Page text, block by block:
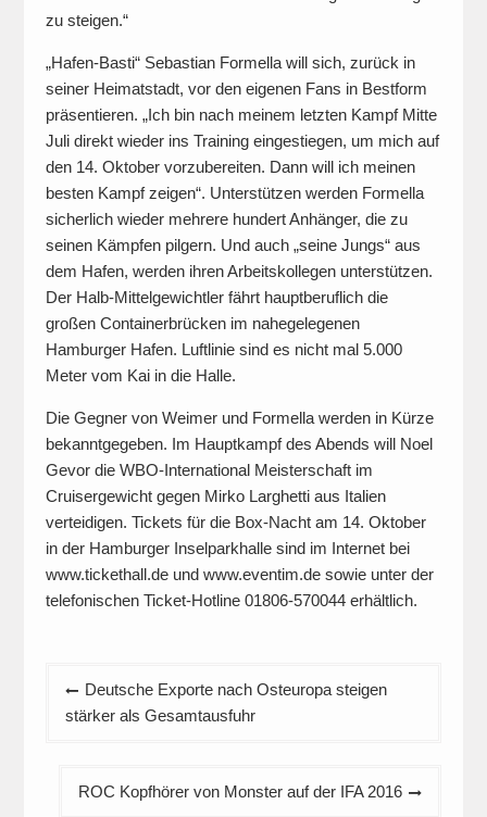
zu steigen.“
„Hafen-Basti“ Sebastian Formella will sich, zurück in
seiner Heimatstadt, vor den eigenen Fans in Bestform
präsentieren. „Ich bin nach meinem letzten Kampf Mitte
Juli direkt wieder ins Training eingestiegen, um mich auf
den 14. Oktober vorzubereiten. Dann will ich meinen
besten Kampf zeigen“. Unterstützen werden Formella
sicherlich wieder mehrere hundert Anhänger, die zu
seinen Kämpfen pilgern. Und auch „seine Jungs“ aus
dem Hafen, werden ihren Arbeitskollegen unterstützen.
Der Halb-Mittelgewichtler fährt hauptberuflich die
großen Containerbrücken im nahegelegenen
Hamburger Hafen. Luftlinie sind es nicht mal 5.000
Meter vom Kai in die Halle.
Die Gegner von Weimer und Formella werden in Kürze
bekanntgegeben. Im Hauptkampf des Abends will Noel
Gevor die WBO-International Meisterschaft im
Cruisergewicht gegen Mirko Larghetti aus Italien
verteidigen. Tickets für die Box-Nacht am 14. Oktober
in der Hamburger Inselparkhalle sind im Internet bei
www.tickethall.de und www.eventim.de sowie unter der
telefonischen Ticket-Hotline 01806-570044 erhältlich.
Beitragsnavigation
Deutsche Exporte nach Osteuropa steigen
stärker als Gesamtausfuhr
ROC Kopfhörer von Monster auf der IFA 2016